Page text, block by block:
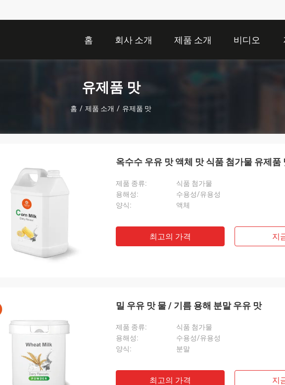
홈 회사 소개 제품 소개 비디오
유제품 맛
홈 / 제품 소개 / 유제품 맛
옥수수 우유 맛 액체 맛 식품 첨가물 유제품
제품 종류:
식품 첨가물
용해성:
수용성/유용성
양식:
액체
최고의 가격 지
밀 우유 맛 물 / 기름 용해 분말 우유 맛
제품 종류:
식품 첨가물
용해성:
수용성/유용성
양식:
분말
최고의 가격 지